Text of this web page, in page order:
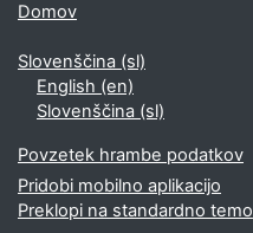
Domov
Slovenščina ‎(sl)‎
English ‎(en)‎
Slovenščina ‎(sl)‎
Povzetek hrambe podatkov
Pridobi mobilno aplikacijo
Preklopi na standardno temo